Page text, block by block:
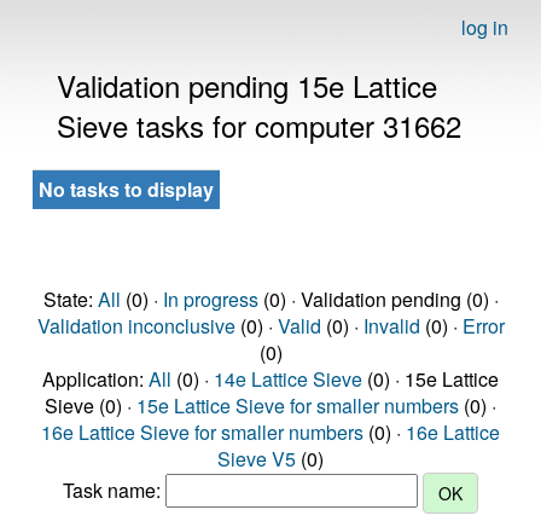
log in
Validation pending 15e Lattice
Sieve tasks for computer 31662
No tasks to display
State: All (0) · In progress(0) · Validation pending (0) ·
Validation inconclusive(0) · Valid (0) · Invalid (0) · Error
(0)
Application: All (0) · 14e Lattice Sieve (0) · 15e Lattice
Sieve (0) · 15e Lattice Sieve for smaller numbers (0) ·
16e Lattice Sieve for smaller numbers (0) · 16e Lattice
Sieve V5 (0)
Task name: